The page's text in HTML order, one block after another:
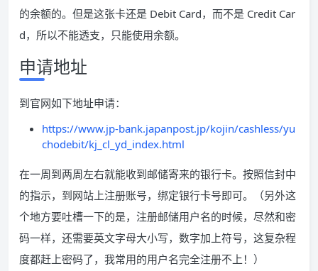
的余额的。但是这张卡还是 Debit Card，而不是 Credit Car
d，所以不能透支，只能使用余额。
申请地址
到官网如下地址申请：
https://www.jp-bank.japanpost.jp/kojin/cashless/yu
chodebit/kj_cl_yd_index.html
在一周到两周左右就能收到邮储寄来的银行卡。按照信封中
的指示，到网站上注册账号，绑定银行卡号即可。（另外这
个地方要吐槽一下的是，注册邮储用户名的时候，尽然和密
码一样，还需要英文字母大小写，数字加上符号，这复杂程
度都赶上密码了，我常用的用户名完全注册不上！）